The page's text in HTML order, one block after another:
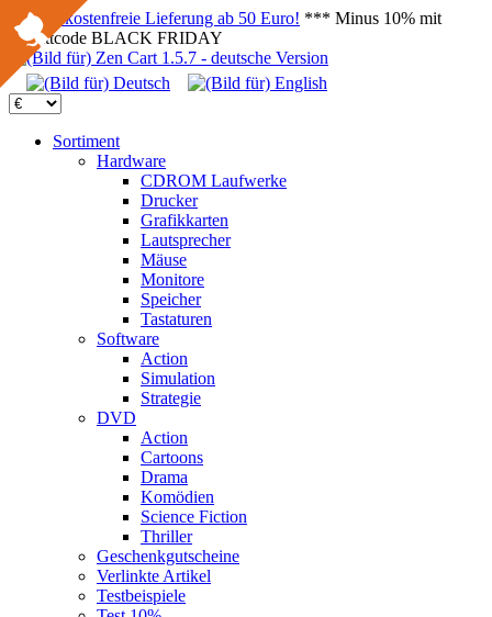
Versandkostenfreie Lieferung ab 50 Euro! *** Minus 10% mit
Rabattcode BLACK FRIDAY
Sortiment
Hardware
CDROM Laufwerke
Drucker
Grafikkarten
Lautsprecher
Mäuse
Monitore
Speicher
Tastaturen
Software
Action
Simulation
Strategie
DVD
Action
Cartoons
Drama
Komödien
Science Fiction
Thriller
Geschenkgutscheine
Verlinkte Artikel
Testbeispiele